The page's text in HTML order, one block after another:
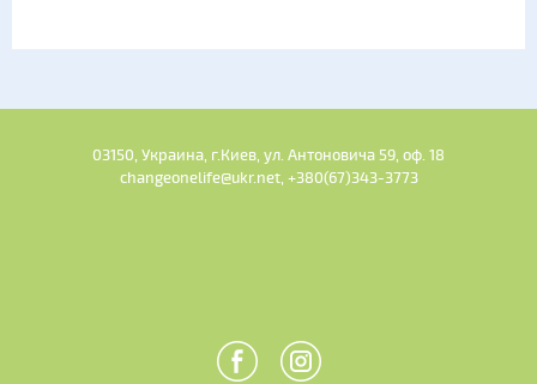
03150, Украина, г.Киев, ул. Антоновича 59, оф. 18
changeonelife@ukr.net, +380(67)343-3773